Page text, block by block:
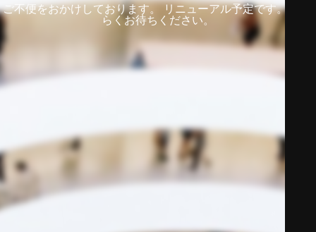
ご不便をおかけしております。 リニューアル予定です。 しば
らくお待ちください。